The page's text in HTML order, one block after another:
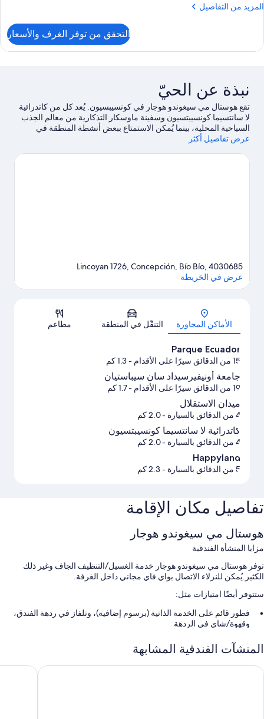
المزيد من التفاصيل
المزيد
غرفة
التحقق من توفر الغرف والأسعار
نبذة عن الحيّ
تقع هوستال مي سيغوندو هوجار في كونسيبسيون. يُعد كل من كاتدرائية
لا سانتسيما كونسيبتسيون وسفينة ماوسكار التذكارية من معالم الجذب
السياحية المحلية، بينما يُمكن الاستمتاع ببعض أنشطة المنطقة في
كونسيبسيون
عرض تفاصيل أكثر
الخريطة
Lincoyan 1726, Concepción, Bío Bío, 4030685
عرض في الخريطة
الأماكن المجاورة التنقّل في المنطقة مطاعم
Parque Ecuador
15 من الدقائق سيرًا على الأقدام - 1.3 كم
جامعة أونيفيرسيداد سان سيباستيان
19 من الدقائق سيرًا على الأقدام - 1.7 كم
ميدان الاستقلال
4 من الدقائق بالسيارة - 2.0 كم
كاتدرائية لا سانتسيما كونسيبتسيون
4 من الدقائق بالسيارة - 2.0 كم
Happyland
5 من الدقائق بالسيارة - 2.3 كم
تفاصيل مكان الإقامة
هوستال مي سيغوندو هوجار
مزايا المنشأة الفندقية
توفر هوستال مي سيغوندو هوجار خدمة الغسيل/التنظيف الجاف وغير ذلك
الكثير.يُمكن للنزلاء الاتصال بواي فاي مجاني داخل الغرفة.
ستتوفر أيضًا امتيازات مثل:
فطور قائم على الخدمة الذاتية (برسوم إضافية)، وتلفاز في ردهة الفندق،
وقهوة/شاي في الردهة
المنشآت الفندقية المشابهة
هوتل إل دورادو إيبيس